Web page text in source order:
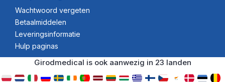
Wachtwoord vergeten
Betaalmiddelen
Leveringsinformatie
Hulp paginas
Girodmedical is ook aanwezig in 23 landen